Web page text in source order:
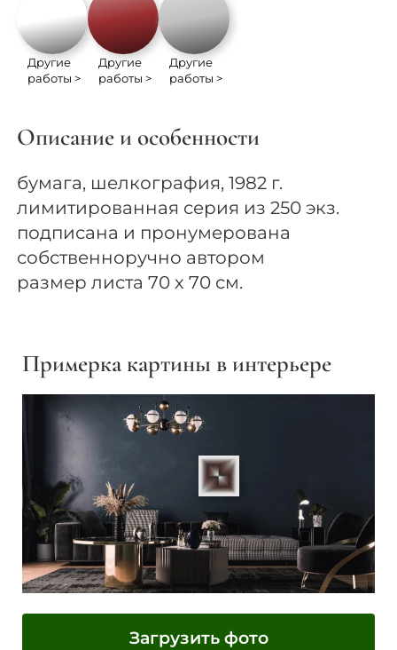
Другие
работы >
Другие
работы >
Другие
работы >
Описание и особенности
бумага, шелкография, 1982 г.
лимитированная серия из 250 экз.
подписана и пронумерована
собственноручно автором
размер листа 70 х 70 см.
Примерка картины в интерьере
Загрузить фото